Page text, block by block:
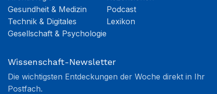
Gesundheit & Medizin
Technik & Digitales
Gesellschaft & Psychologie
Podcast
Lexikon
Wissenschaft-Newsletter
Die wichtigsten Entdeckungen der Woche direkt in Ihr
Postfach.